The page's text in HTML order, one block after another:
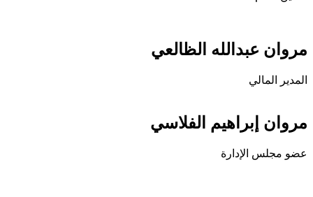
مروان عبدالله الظالعي
المدير المالي
مروان إبراهيم الفلاسي
عضو مجلس الإدارة